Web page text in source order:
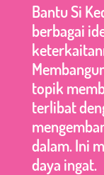
Bantu Si
berbagai
topik
terlibat
dalam. Ini
daya ingat.